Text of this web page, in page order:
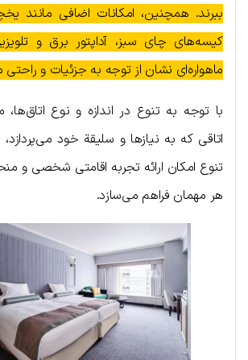
ببرند. همچنین، امکانات اضافی مانند
کیسه‌های چای سبز، آداپتور برق و
ماهواره‌ای نشان از توجه به جزئیات و راحتی
با توجه به تنوع در اندازه و نوع اتاق‌ها،
اتاقی که به نیازها و سلیقة خود
تنوع امکان ارائه تجربه اقامتی شخصی و
هر مهمان فراهم می‌سازد.